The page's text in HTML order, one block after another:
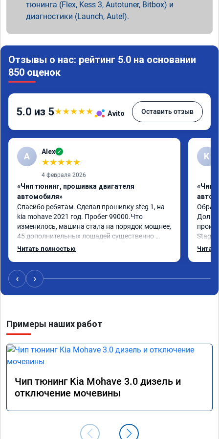
тюнинга (Flex, Kess 3, Autotuner, Bitbox) и
диагностики (Launch, Autel).
Отзывы о нас: рейтинг 5.0 на основании
850 оценок
5.0 из 5★★★★★ Avito Оставить отзыв
A Alex ✓
★★★★★
4 февраля 2026
«Чип тюнинг, прошивка двигателя
автомобиля»
Спасибо ребятам. Сделал прошивку steg 1, на
kia mohave 2021 год. Пробег 99000.Что
изменилось, машина стала на порядок мощнее,
45 дополнительных лошадей существенно
чувствуется и соответственно крутящего
12-12.5. Коробка перестала подпинывать при
наборе скорости. Педаль газа более
отзывчевее. В целом, я очень доволен.!
Читать полностью
К
«Чип
Долго
Stage
с
‹ ›
Примеры наших работ
Чип тюнинг Kia Mohave 3.0 дизель и
отключение мочевины